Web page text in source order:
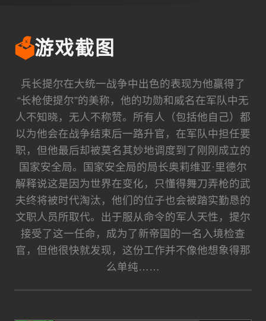
🗳️游戏截图
兵长提尔在大统一战争中出色的表现为他赢得了
“长枪使提尔”的美称，他的功勋和威名在军队中无
人不知晓，无人不称赞。所有人（包括他自己）都
以为他会在战争结束后一路升官，在军队中担任要
职，但他最后却被莫名其妙地调度到了刚刚成立的
国家安全局。国家安全局的局长奥莉维亚·里德尔
解释说这是因为世界在变化，只懂得舞刀弄枪的武
夫终将被时代淘汰，他们的位子也会被踏实勤恳的
文职人员所取代。出于服从命令的军人天性，提尔
接受了这一任命，成为了新帝国的一名入境检查
官，但他很快就发现，这份工作并不像他想象得那
么单纯……